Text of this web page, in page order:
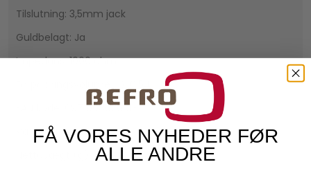
Tilslutning: 3,5mm jack
Guldbelagt: Ja
Impedans: 1000 ohm
EAN kode: 6971008020618
Vægt (g): 200
Nettovægt (g): 180
FÅ VORES NYHEDER FØR
ALLE ANDRE